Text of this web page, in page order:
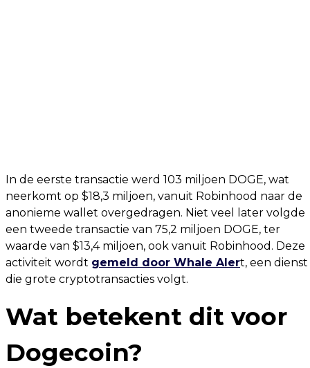
In de eerste transactie werd 103 miljoen DOGE, wat
neerkomt op $18,3 miljoen, vanuit Robinhood naar de
anonieme wallet overgedragen. Niet veel later volgde
een tweede transactie van 75,2 miljoen DOGE, ter
waarde van $13,4 miljoen, ook vanuit Robinhood. Deze
activiteit wordt gemeld door Whale Alert, een dienst
die grote cryptotransacties volgt.
Wat betekent dit voor
Dogecoin?